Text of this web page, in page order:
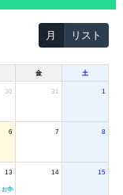
月 リスト
金 土
30 31 1
6 7 8
13
お寺のジャグリング教室
14 15